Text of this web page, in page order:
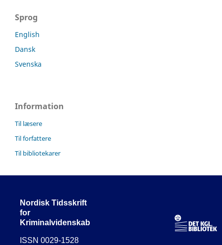
Sprog
English
Dansk
Svenska
Information
Til læsere
Til forfattere
Til bibliotekarer
Nordisk Tidsskrift
for
Kriminalvidenskab
ISSN 0029-1528